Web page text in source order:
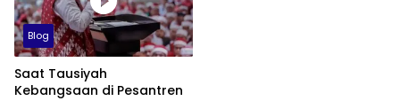
Blog
Saat Tausiyah
Kebangsaan di Pesantren